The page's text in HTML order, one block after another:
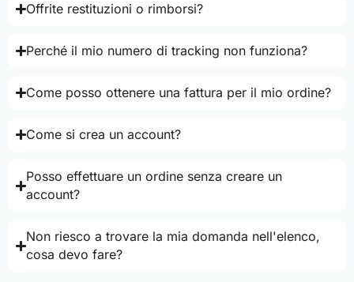
Offrite restituzioni o rimborsi?
Perché il mio numero di tracking non funziona?
Come posso ottenere una fattura per il mio ordine?
Come si crea un account?
Posso effettuare un ordine senza creare un
account?
Non riesco a trovare la mia domanda nell'elenco,
cosa devo fare?